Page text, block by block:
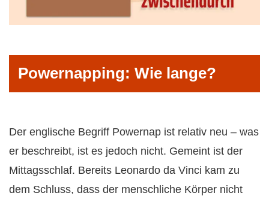
Powernapping: Wie lange?
Der englische Begriff Powernap ist relativ neu – was
er beschreibt, ist es jedoch nicht. Gemeint ist der
Mittagsschlaf. Bereits Leonardo da Vinci kam zu
dem Schluss, dass der menschliche Körper nicht